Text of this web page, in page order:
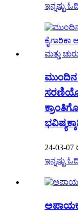
ಇನ್ನಷ್ಟು
24-03-
ಇನ್ನಷ್ಟು